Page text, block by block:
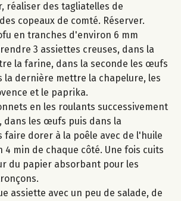
réaliser des tagliatelles de
copeaux de comté. Réserver.
en tranches d'environ 6 mm
3 assiettes creuses, dans la
la farine, dans la seconde les œufs
la dernière mettre la chapelure, les
et le paprika.
en les roulants successivement
dans les œufs puis dans la
faire dorer à la poêle avec de l'huile
4 min de chaque côté. Une fois cuits
du papier absorbant pour les
assiette avec un peu de salade, de